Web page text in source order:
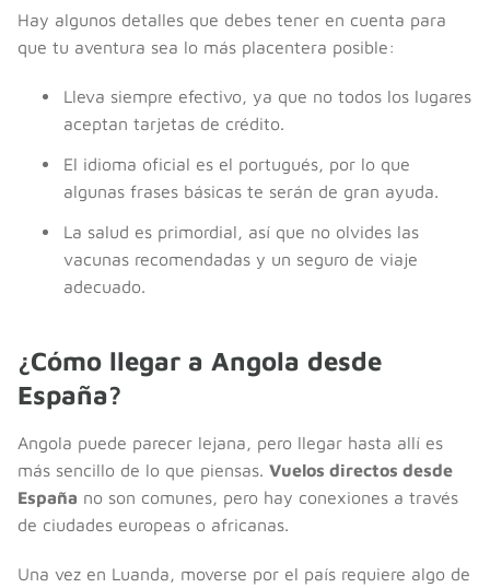
Hay algunos detalles que debes tener en cuenta para
que tu aventura sea lo más placentera posible:
Lleva siempre efectivo, ya que no todos los lugares
aceptan tarjetas de crédito.
El idioma oficial es el portugués, por lo que
algunas frases básicas te serán de gran ayuda.
La salud es primordial, así que no olvides las
vacunas recomendadas y un seguro de viaje
adecuado.
¿Cómo llegar a Angola desde
España?
Angola puede parecer lejana, pero llegar hasta allí es
más sencillo de lo que piensas. Vuelos directos desde
España no son comunes, pero hay conexiones a través
de ciudades europeas o africanas.
Una vez en Luanda, moverse por el país requiere algo de